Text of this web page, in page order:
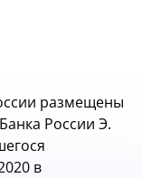
размещены
России Э.
в